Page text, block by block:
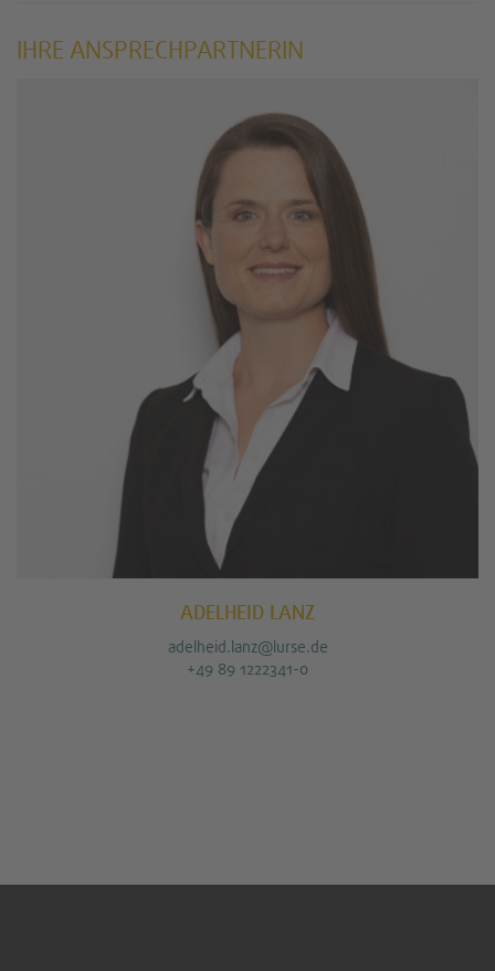
IHRE ANSPRECHPARTNERIN
ADELHEID LANZ
adelheid.lanz@lurse.de
+49 89 1222341-0